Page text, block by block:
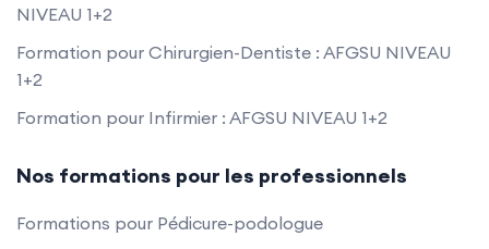
NIVEAU 1+2
Formation pour Chirurgien-Dentiste : AFGSU NIVEAU
1+2
Formation pour Infirmier : AFGSU NIVEAU 1+2
Nos formations pour les professionnels
Formations pour Pédicure-podologue